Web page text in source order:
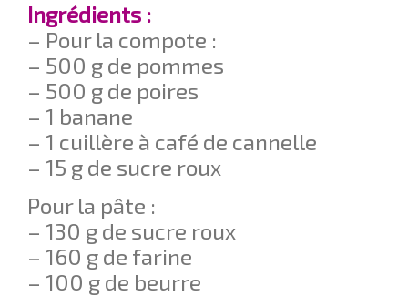
Ingrédients :
– Pour la compote :
– 500 g de pommes
– 500 g de poires
– 1 banane
– 1 cuillère à café de cannelle
– 15 g de sucre roux
Pour la pâte :
– 130 g de sucre roux
– 160 g de farine
– 100 g de beurre